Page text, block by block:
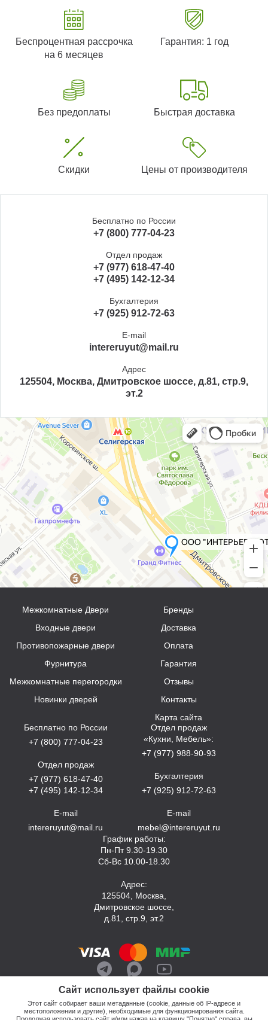
Беспроцентная рассрочка
на 6 месяцев
Гарантия: 1 год
Без предоплаты Быстрая доставка
Скидки Цены от производителя
Бесплатно по России
+7 (800) 777-04-23
Отдел продаж
+7 (977) 618-47-40
+7 (495) 142-12-34
Бухгалтерия
+7 (925) 912-72-63
E-mail
intereruyut@mail.ru
Адрес
125504, Москва, Дмитровское шоссе, д.81, стр.9,
эт.2
Сайт использует файлы cookie
Этот сайт собирает ваши метаданные (cookie, данные об IP-адресе и
местоположении и другие), необходимые для функционирования сайта.
Межкомнатные Двери
Входные двери
Противопожарные двери
Фурнитура
Межкомнатные перегородки
Новинки дверей
Бренды
Доставка
Оплата
Гарантия
Отзывы
Контакты
Карта сайта
Бесплатно по России
+7 (800) 777-04-23
Отдел продаж
+7 (977) 618-47-40
+7 (495) 142-12-34
E-mail
intereruyut@mail.ru
Отдел продаж
«Кухни, Мебель»:
+7 (977) 988-90-93
Бухгалтерия
+7 (925) 912-72-63
E-mail
mebel@intereruyut.ru
График работы:
Пн-Пт 9.30-19.30
Сб-Вс 10.00-18.30
Адрес:
125504, Москва,
Дмитровское шоссе,
д.81, стр.9, эт.2